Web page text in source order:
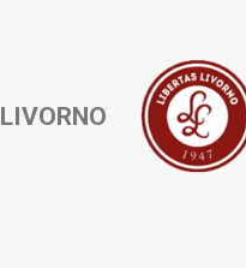
LIVORNO